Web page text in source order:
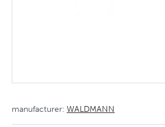
manufacturer: WALDMANN